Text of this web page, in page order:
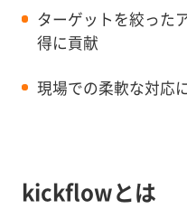
ターゲットを絞った
得に貢献
現場での柔軟な対応
kickflowとは